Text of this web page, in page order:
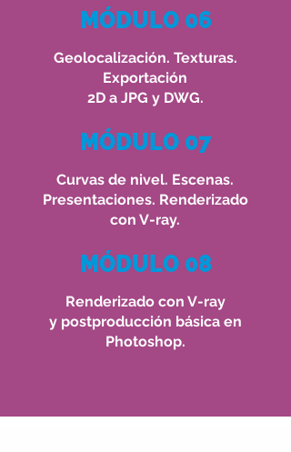
MÓDULO 06
Geolocalización. Texturas.
Exportación
2D a JPG y DWG.
MÓDULO 07
Curvas de nivel. Escenas.
Presentaciones. Renderizado
con V-ray.
MÓDULO 08
Renderizado con V-ray
y postproducción básica en
Photoshop.